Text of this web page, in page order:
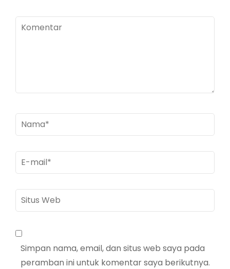
Komentar
Nama*
E-
mail*
Situs
Web
Simpan nama, email, dan situs web saya pada
peramban ini untuk komentar saya berikutnya.